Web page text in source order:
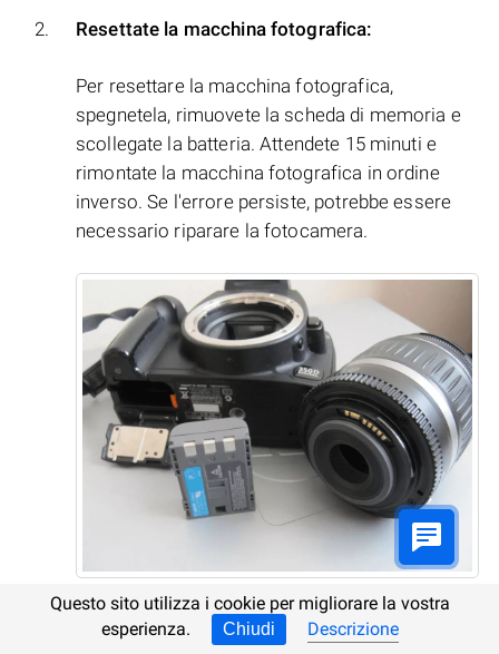
Resettate la macchina fotografica:
Per resettare la macchina fotografica,
spegnetela, rimuovete la scheda di memoria e
scollegate la batteria. Attendete 15 minuti e
rimontate la macchina fotografica in ordine
inverso. Se l'errore persiste, potrebbe essere
necessario riparare la fotocamera.
Sostituite o caricate l’alimentazione interna:
Questo sito utilizza i cookie per migliorare la vostra
esperienza.
Chiudi Descrizione